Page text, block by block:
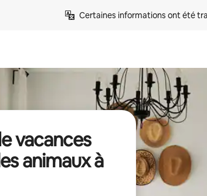
Certaines informations ont été
vacances
animaux à